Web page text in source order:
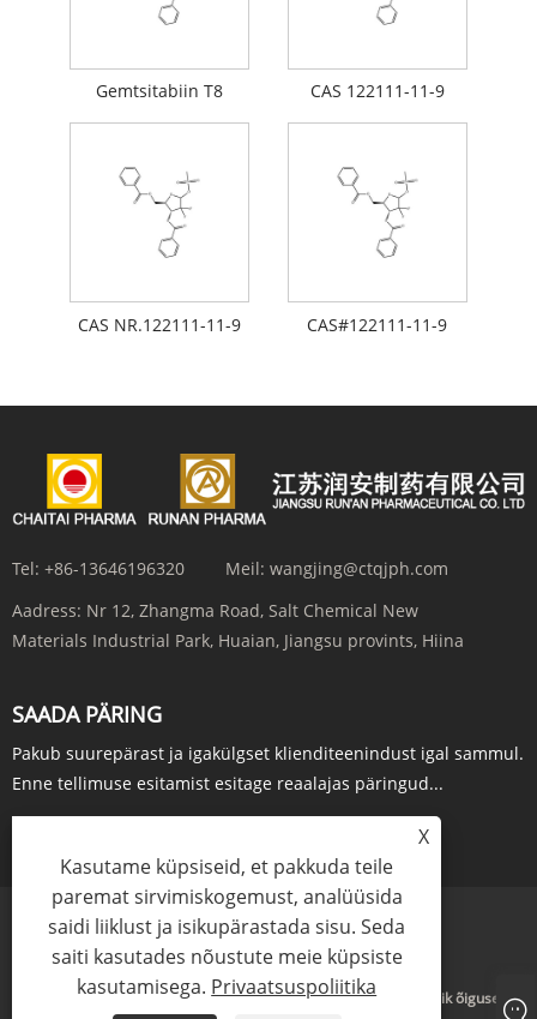
Gemtsitabiin T8 CAS 122111-11-9
CAS NR.122111-11-9 CAS#122111-11-9
Tel: +86-13646196320 Meil: wangjing@ctqjph.com
Aadress: Nr 12, Zhangma Road, Salt Chemical New
Materials Industrial Park, Huaian, Jiangsu provints, Hiina
SAADA PÄRING
Pakub suurepärast ja igakülgset klienditeenindust igal sammul.
Enne tellimuse esitamist esitage reaalajas päringud...
Links Sitemap Privaatsuspoliitika
Autoriõigus © 2024 Jiangsu Run'an Pharmaceutical Co. Ltd. Kõik õigused
X
Kasutame küpsiseid, et pakkuda teile
paremat sirvimiskogemust, analüüsida
saidi liiklust ja isikupärastada sisu. Seda
saiti kasutades nõustute meie küpsiste
kasutamisega. Privaatsuspoliitika